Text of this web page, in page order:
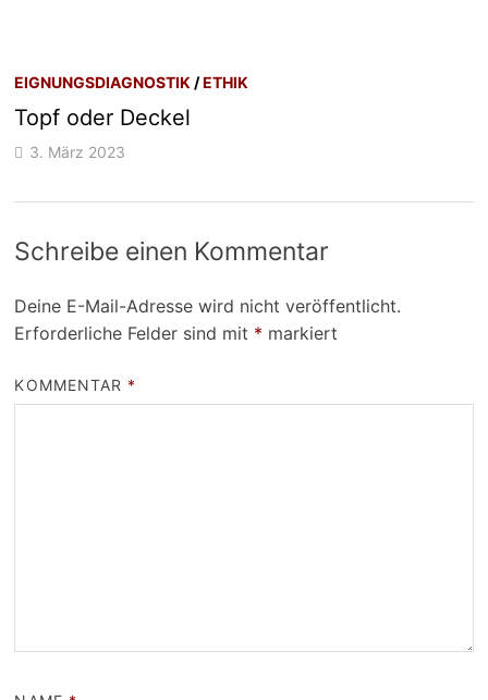
EIGNUNGSDIAGNOSTIK /ETHIK
Topf oder Deckel
3. März 2023
Schreibe einen Kommentar
Deine E-Mail-Adresse wird nicht veröffentlicht.
Erforderliche Felder sind mit * markiert
KOMMENTAR *